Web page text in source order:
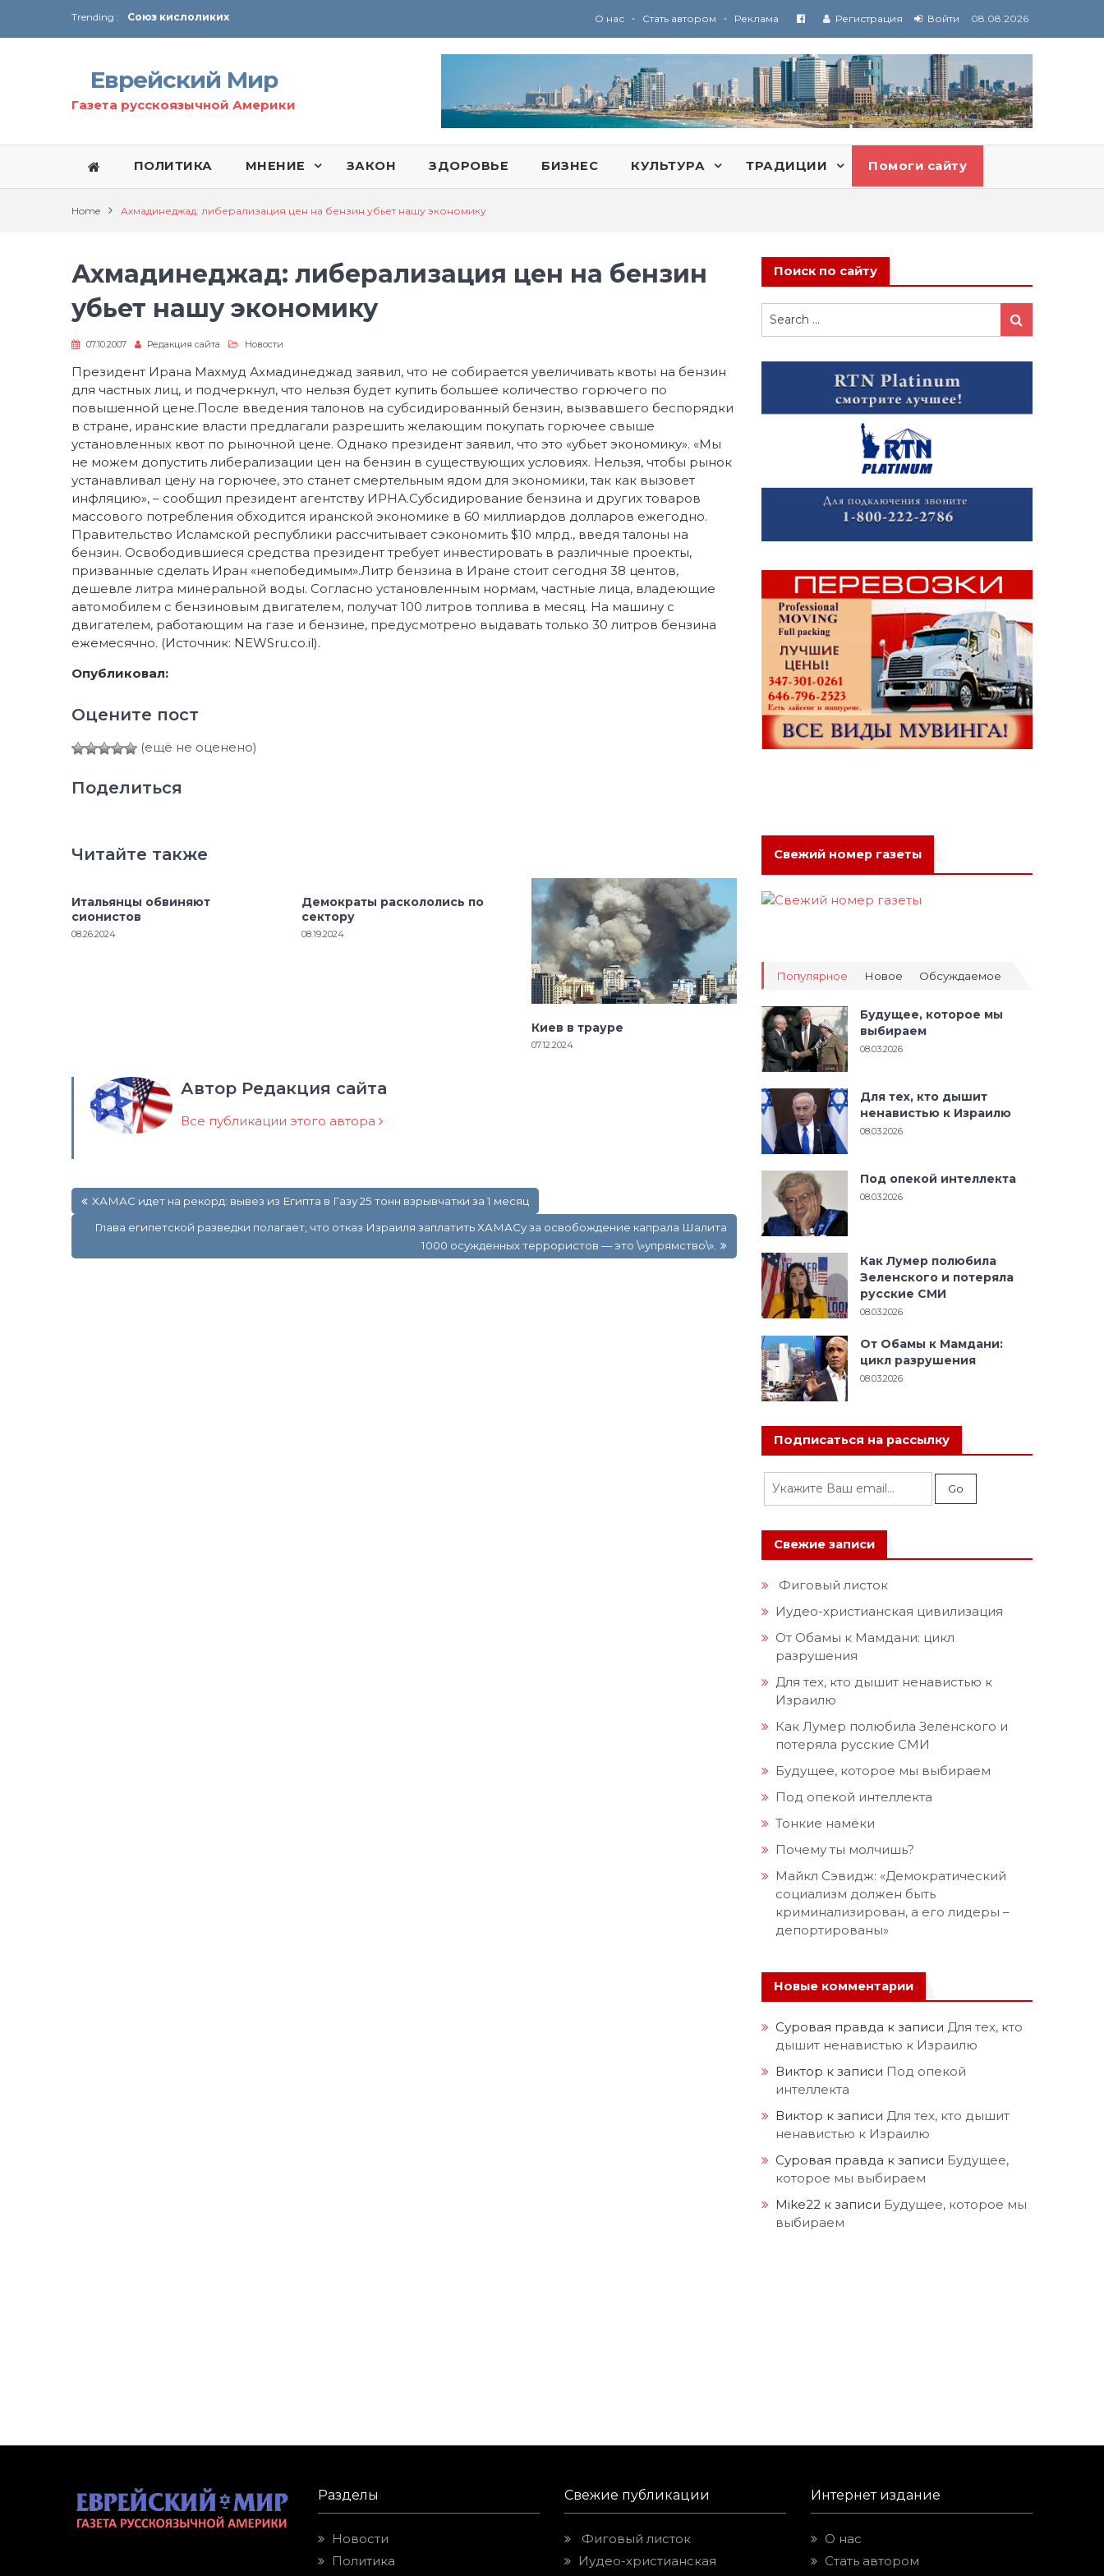
Trending :
Соглашение США с Ираном
Технология Революции в Иране
Ю
ридические услуги адвокатской коллегии «Эли Гервиц»: полное сопровождение на всех этапах
От Ирана до Ливана и Газы
О нас • Стать автором • Реклама Регистрация Войти 08.08.2026
Еврейский Мир
Газета русскоязычной Америки
ПОЛИТИКА МНЕНИЕ ЗАКОН ЗДОРОВЬЕ БИЗНЕС КУЛЬТУРА ТРАДИЦИИ Помоги сайту
Home Ахмадинеджад: либерализация цен на бензин убьет нашу экономику
Ахмадинеджад: либерализация цен на бензин
убьет нашу экономику
07.10.2007 Редакция сайта Новости
Президент Ирана Махмуд Ахмадинеджад заявил, что не собирается увеличивать квоты на бензин
для частных лиц, и подчеркнул, что нельзя будет купить большее количество горючего по
повышенной цене.После введения талонов на субсидированный бензин, вызвавшего беспорядки
в стране, иранские власти предлагали разрешить желающим покупать горючее свыше
установленных квот по рыночной цене. Однако президент заявил, что это «убьет экономику». «Мы
не можем допустить либерализации цен на бензин в существующих условиях. Нельзя, чтобы рынок
устанавливал цену на горючее, это станет смертельным ядом для экономики, так как вызовет
инфляцию», – сообщил президент агентству ИРНА.Субсидирование бензина и других товаров
массового потребления обходится иранской экономике в 60 миллиардов долларов ежегодно.
Правительство Исламской республики рассчитывает сэкономить $10 млрд., введя талоны на
бензин. Освободившиеся средства президент требует инвестировать в различные проекты,
призванные сделать Иран «непобедимым».Литр бензина в Иране стоит сегодня 38 центов,
дешевле литра минеральной воды. Согласно установленным нормам, частные лица, владеющие
автомобилем с бензиновым двигателем, получат 100 литров топлива в месяц. На машину с
двигателем, работающим на газе и бензине, предусмотрено выдавать только 30 литров бензина
ежемесячно. (Источник: NEWSru.co.il).
Опубликовал:
Оцените пост
(ещё не оценено)
Поделиться
Читайте также
Итальянцы обвиняют
сионистов
08.26.2024
Демократы раскололись по
сектору
08.19.2024
Киев в трауре
07.12.2024
Автор Редакция сайта
Все публикации этого автора
по
записям
ХАМАС идет на рекорд: вывез из Египта в Газу 25 тонн взрывчатки за 1 месяц
Глава египетской разведки полагает, что отказ Израиля заплатить ХАМАСу за освобождение капрала Шалита
1000 осужденных террористов — это \»упрямство\».
Поиск по сайту
Search
for:
Search
Свежий номер газеты
Популярное Новое Обсуждаемое
Будущее, которое мы
выбираем
08.03.2026
Для тех, кто дышит
ненавистью к Израилю
08.03.2026
Под опекой интеллекта
08.03.2026
Как Лумер полюбила
Зеленского и потеряла
русские СМИ
08.03.2026
От Обамы к Мамдани:
цикл разрушения
08.03.2026
Подписаться на рассылку
Свежие записи
Фиговый листок
Иудео-христианская цивилизация
От Обамы к Мамдани: цикл
разрушения
Для тех, кто дышит ненавистью к
Израилю
Как Лумер полюбила Зеленского и
потеряла русские СМИ
Будущее, которое мы выбираем
Под опекой интеллекта
Тонкие намёки
Почему ты молчишь?
Майкл Сэвидж: «Демократический
социализм должен быть
криминализирован, а его лидеры –
депортированы»
Новые комментарии
Суровая правда к записи Для тех, кто
дышит ненавистью к Израилю
Виктор к записи Под опекой
интеллекта
Виктор к записи Для тех, кто дышит
ненавистью к Израилю
Суровая правда к записи Будущее,
которое мы выбираем
Mike22 к записи Будущее, которое мы
выбираем
Разделы
Новости
Политика
Свежие публикации
Фиговый листок
Иудео-христианская
Интернет издание
О нас
Стать автором